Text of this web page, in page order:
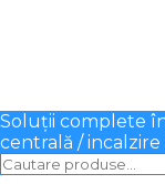
Soluții complete
centrală / incalzire